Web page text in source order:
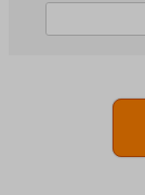
)